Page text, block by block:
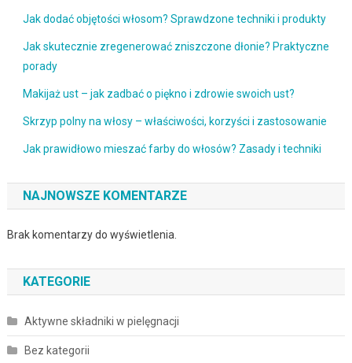
Jak dodać objętości włosom? Sprawdzone techniki i produkty
Jak skutecznie zregenerować zniszczone dłonie? Praktyczne
porady
Makijaż ust – jak zadbać o piękno i zdrowie swoich ust?
Skrzyp polny na włosy – właściwości, korzyści i zastosowanie
Jak prawidłowo mieszać farby do włosów? Zasady i techniki
NAJNOWSZE KOMENTARZE
Brak komentarzy do wyświetlenia.
KATEGORIE
Aktywne składniki w pielęgnacji
Bez kategorii